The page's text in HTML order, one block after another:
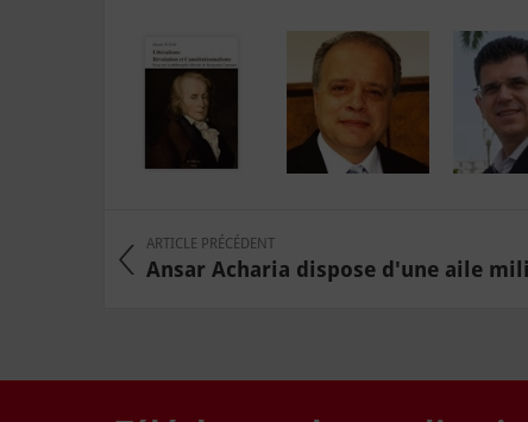
ARTICLE PRÉCÉDENT
Ansar Acharia dispose d'une aile